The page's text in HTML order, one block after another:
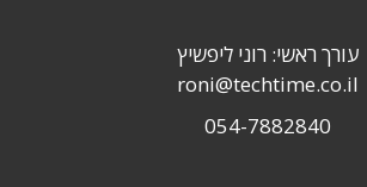
עורך ראשי: רוני ליפשיץ
roni@techtime.co.il
054-7882840